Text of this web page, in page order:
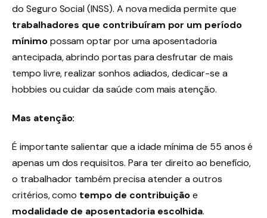
do Seguro Social (INSS). A nova medida permite que
trabalhadores que contribuíram por um período
mínimopossam optar por uma aposentadoria
antecipada, abrindo portas para desfrutar de mais
tempo livre, realizar sonhos adiados, dedicar-se a
hobbies ou cuidar da saúde com mais atenção.
Mas atenção:
É importante salientar que a idade mínima de 55 anos é
apenas um dos requisitos. Para ter direito ao benefício,
o trabalhador também precisa atender a outros
critérios, como tempo de contribuiçãoe
modalidade de aposentadoria escolhida.